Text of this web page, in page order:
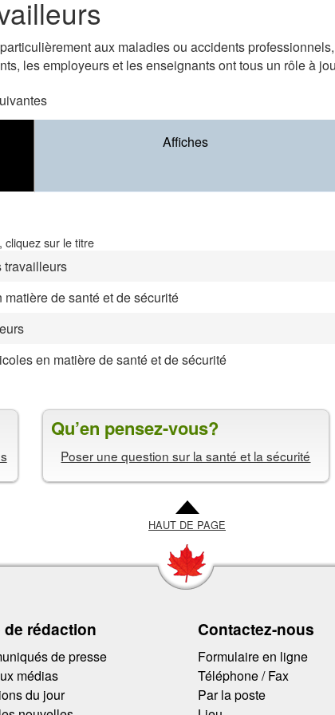
aux maladies ou accidents
les employeurs et les enseignants ont tous un rôle à
Affiches
cliquez sur le titre
travailleurs
de santé et de sécurité
en matière de santé et de sécurité
Qu’en pensez-vous?
Poser une question sur la santé et la sécurité
HAUT DE PAGE
de rédaction
de presse
médias
du jour
Contactez-nous
Formulaire en ligne
Téléphone / Fax
Par la poste